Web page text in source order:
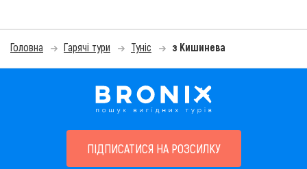
Головна Гарячі тури Туніс з Кишинева
ПІДПИСАТИСЯ НА РОЗСИЛКУ